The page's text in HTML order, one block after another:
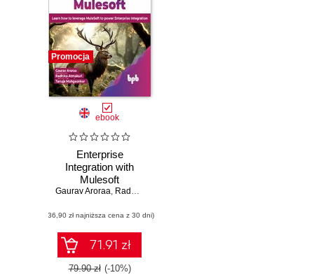
Promocja
ebook
Enterprise
Integration with
Mulesoft
Gaurav Aroraa, Radhika Atmakuri
(36,90 zł najniższa cena z 30 dni)
71.91 zł
79.90 zł (-10%)